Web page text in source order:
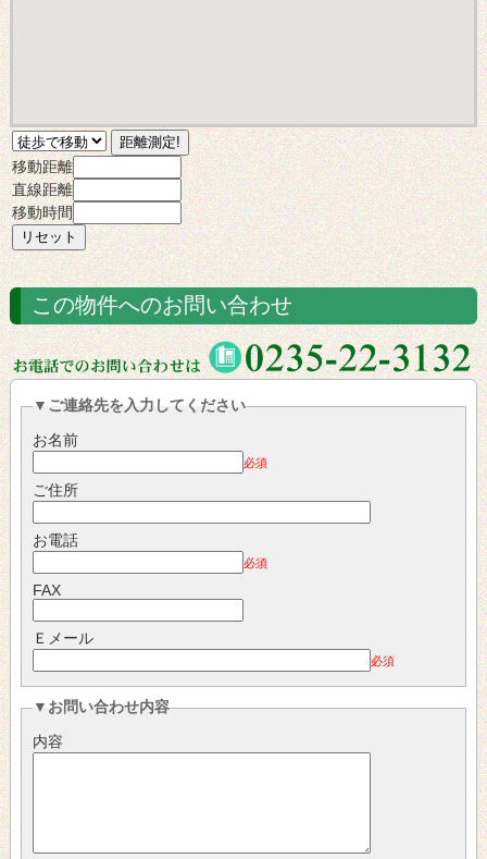
移動距離
直線距離
移動時間
この物件へのお問い合わせ
▼ご連絡先を入力してください
お名前
必須
ご住所
お電話
必須
FAX
Ｅメール
必須
▼お問い合わせ内容
内容